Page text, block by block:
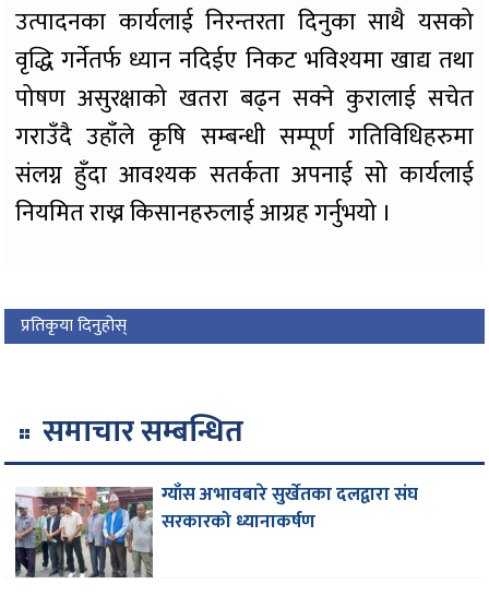
उत्पादनका कार्यलाई निरन्तरता दिनुका साथै यसको
वृद्धि गर्नेतर्फ ध्यान नदिईए निकट भविश्यमा खाद्य तथा
पोषण असुरक्षाको खतरा बढ्न सक्ने कुरालाई सचेत
गराउँदै उहाँले कृषि सम्बन्धी सम्पूर्ण गतिविधिहरुमा
संलग्न हुँदा आवश्यक सतर्कता अपनाई सो कार्यलाई
नियमित राख्न किसानहरुलाई आग्रह गर्नुभयो ।
प्रतिकृया दिनुहोस्
समाचार सम्बन्धित
ग्याँस अभावबारे सुर्खेतका दलद्वारा संघ
सरकारको ध्यानाकर्षण